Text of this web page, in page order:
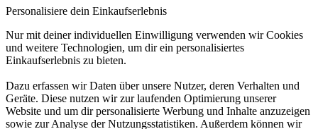
Personalisiere dein Einkaufserlebnis
Nur mit deiner individuellen Einwilligung verwenden wir Cookies
und weitere Technologien, um dir ein personalisiertes
Einkaufserlebnis zu bieten.
Dazu erfassen wir Daten über unsere Nutzer, deren Verhalten und
Geräte. Diese nutzen wir zur laufenden Optimierung unserer
Website und um dir personalisierte Werbung und Inhalte anzuzeigen
sowie zur Analyse der Nutzungsstatistiken. Außerdem können wir